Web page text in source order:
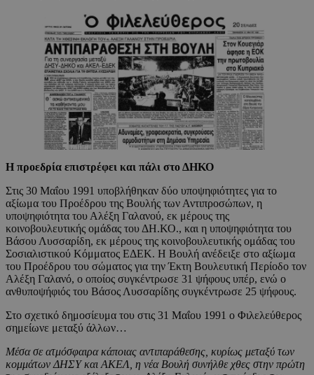
Η προεδρία επιστρέφει και πάλι στο ΔΗΚΟ
Στις 30 Μαΐου 1991 υποβλήθηκαν δύο υποψηφιότητες για το
αξίωμα του Προέδρου της Βουλής των Αντιπροσώπων, η
υποψηφιότητα του Αλέξη Γαλανού, εκ μέρους της
κοινοβουλευτικής ομάδας του ΔΗ.ΚΟ., και η υποψηφιότητα του
Βάσου Λυσσαρίδη, εκ μέρους της κοινοβουλευτικής ομάδας του
Σοσιαλιστικού Κόμματος ΕΔΕΚ. Η Βουλή ανέδειξε στο αξίωμα
του Προέδρου του σώματος για την Έκτη Βουλευτική Περίοδο τον
Αλέξη Γαλανό, ο οποίος συγκέντρωσε 31 ψήφους υπέρ, ενώ ο
ανθυποψήφιός του Βάσος Λυσσαρίδης συγκέντρωσε 25 ψήφους.
Στο σχετικό δημοσίευμα του στις 31 Μαΐου 1991 ο Φιλελεύθερος
σημείωνε μεταξύ άλλων…
Μέσα σε ατμόσφαιρα κάποιας αντιπαράθεσης, κυρίως μεταξύ των
κομμάτων ΔΗΣΥ και ΑΚΕΛ, η νέα Βουλή συνήλθε χθες στην πρώτη